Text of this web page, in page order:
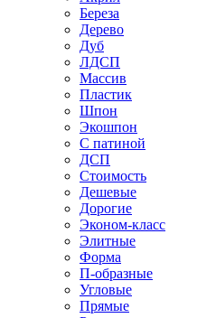
Береза
Дерево
Дуб
ЛДСП
Массив
Пластик
Шпон
Экошпон
С патиной
ДСП
Стоимость
Дешевые
Дорогие
Эконом-класс
Элитные
Форма
П-образные
Угловые
Прямые